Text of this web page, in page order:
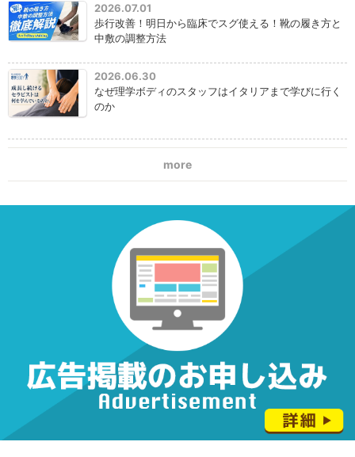
2026.07.01
歩行改善！明日から臨床でスグ使える！靴の履き方と
中敷の調整方法
2026.06.30
なぜ理学ボディのスタッフはイタリアまで学びに行く
のか
more